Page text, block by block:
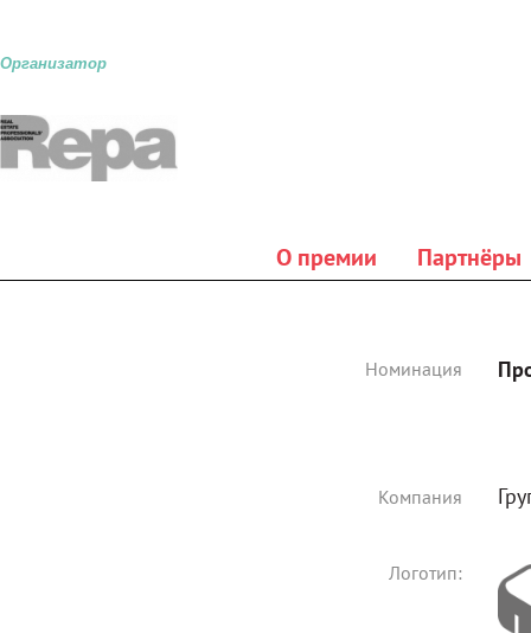
Организатор
О премии Партнёры
Номинация
Компания
Логотип: